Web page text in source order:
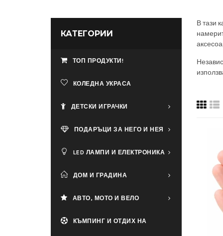
КАТЕГОРИИ
ТОП ПРОДУКТИ!
КОЛЕДНА УКРАСА
ДЕТСКИ ИГРАЧКИ
ПОДАРЪЦИ ЗА НЕГО И НЕЯ
LED ЛАМПИ И ЕЛЕКТРОНИКА
ДОМ И ГРАДИНА
АВТО, МОТО И ВЕЛО
КЪМПИНГ И ОТДИХ НА
В тази